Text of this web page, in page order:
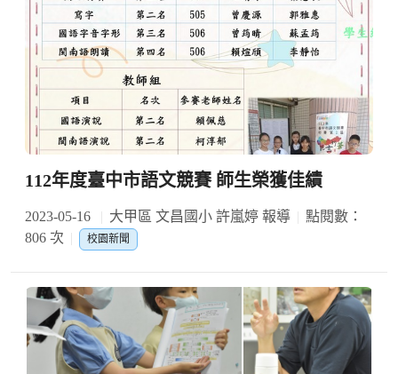
112年度臺中市語文競賽 師生榮獲佳績
2023-05-16 大甲區 文昌國小 許嵐婷 報導
點閱數：
806 次
校園新聞